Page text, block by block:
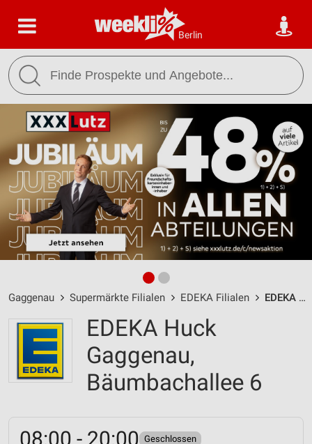
Berlin
Gaggenau Supermärkte Filialen EDEKA Filialen EDEKA Huck Gaggenau / Bäumbachallee 6 - Öffnungszeiten & Adresse
EDEKA Huck
Gaggenau,
Bäumbachallee 6
08:00 - 20:00 Geschlossen